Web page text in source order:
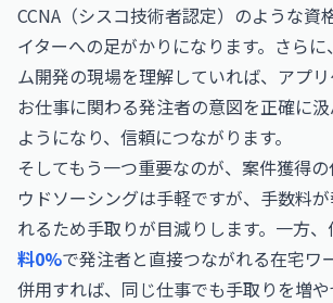
CCNA（シスコ技術者認定） のような資
イターへの足がかりになります。さら
ム開発の現場を理解していれば、 アプ
お仕事に関わる発注者の意図を正確に
ようになり、信頼につながります。
そしてもう一つ重要なのが、案件獲得
ウドソーシングは手軽ですが、手数料
れるため手取りが目減りします。一方
料0%で発注者と直接つながれる在宅ワ
併用すれば、同じ仕事でも手取りを増